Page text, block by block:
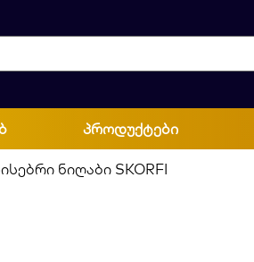
პროდუქტები
ნიღაბი SKORFI